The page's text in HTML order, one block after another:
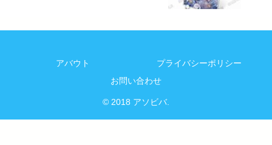
アバウト
プライバシーポリシー
お問い合わせ
© 2018 アソビバ.